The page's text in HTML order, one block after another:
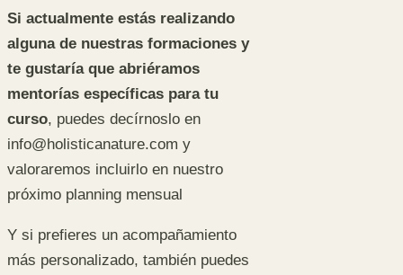
Si actualmente estás realizando
alguna de nuestras formaciones y
te gustaría que abriéramos
mentorías específicas para tu
curso, puedes decírnoslo en
info@holisticanature.com y
valoraremos incluirlo en nuestro
próximo planning mensual
Y si prefieres un acompañamiento
más personalizado, también puedes